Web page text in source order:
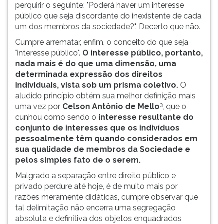
perquirir o seguinte: "Poderá haver um interesse
público que seja discordante do inexistente de cada
um dos membros da sociedade?". Decerto que não.
Cumpre arrematar, enfim, o conceito do que seja
"interesse público". O interesse público, portanto,
nada mais é do que uma dimensão, uma
determinada expressão dos direitos
individuais, vista sob um prisma coletivo. O
aludido princípio obtém sua melhor definição mais
uma vez por Celson Antônio de Mello3, que o
cunhou como sendo o interesse resultante do
conjunto de interesses que os indivíduos
pessoalmente têm quando considerados em
sua qualidade de membros da Sociedade e
pelos simples fato de o serem.
Malgrado a separação entre direito público e
privado perdure até hoje, é de muito mais por
razões meramente didáticas, cumpre observar que
tal delimitação não encerra uma segregação
absoluta e definitiva dos objetos enquadrados